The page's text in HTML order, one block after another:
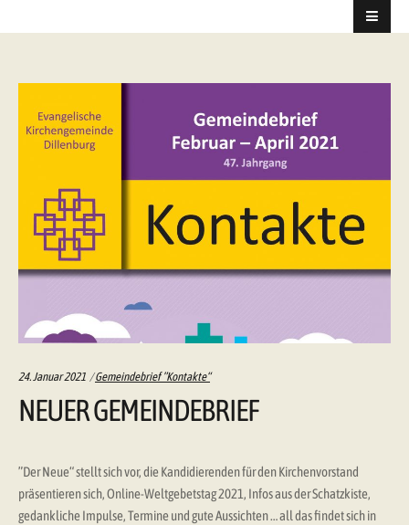
24. Januar 2021 Categories:
Gemeindebrief ”Kontakte“
NEUER GEMEINDEBRIEF
”Der Neue“ stellt sich vor, die Kandidierenden für den Kirchenvorstand
präsentieren sich, Online-Weltgebetstag 2021, Infos aus der Schatzkiste,
gedankliche Impulse, Termine und gute Aussichten … all das findet sich in